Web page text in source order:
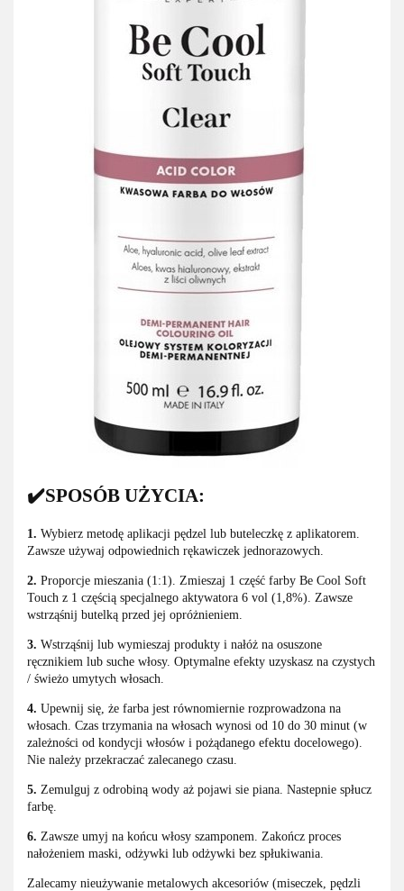
✔️SPOSÓB UŻYCIA:
1. Wybierz metodę aplikacji pędzel lub buteleczkę z aplikatorem.
Zawsze używaj odpowiednich rękawiczek jednorazowych.
2. Proporcje mieszania (1:1). Zmieszaj 1 część farby Be Cool Soft
Touch z 1 częścią specjalnego aktywatora 6 vol (1,8%). Zawsze
wstrząśnij butelką przed jej opróżnieniem.
3. Wstrząśnij lub wymieszaj produkty i nałóż na osuszone
ręcznikiem lub suche włosy. Optymalne efekty uzyskasz na czystych
/ świeżo umytych włosach.
4. Upewnij się, że farba jest równomiernie rozprowadzona na
włosach. Czas trzymania na włosach wynosi od 10 do 30 minut (w
zależności od kondycji włosów i pożądanego efektu docelowego).
Nie należy przekraczać zalecanego czasu.
5. Zemulguj z odrobiną wody aż pojawi sie piana. Nastepnie spłucz
farbę.
6. Zawsze umyj na końcu włosy szamponem. Zakończ proces
nałożeniem maski, odżywki lub odżywki bez spłukiwania.
Zalecamy nieużywanie metalowych akcesoriów (miseczek, pędzli